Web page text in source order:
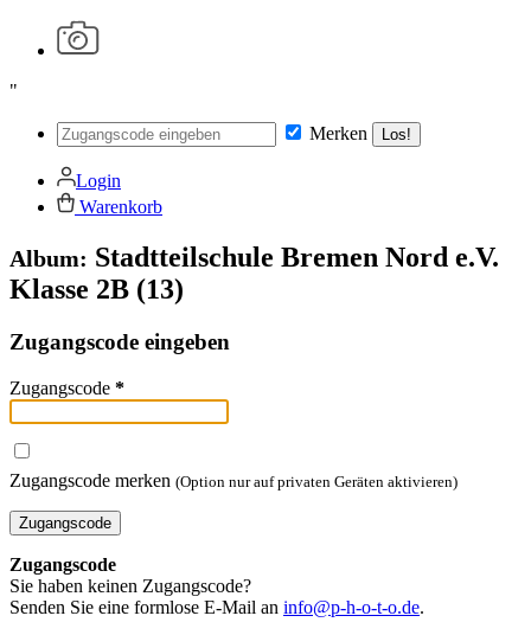
"
Merken Los!
Login
Warenkorb
Album: Stadtteilschule Bremen Nord e.V.
Klasse 2B (13)
Zugangscode eingeben
Zugangscode *
Zugangscode merken (Option nur auf privaten Geräten aktivieren)
Zugangscode
Zugangscode
Sie haben keinen Zugangscode?
Senden Sie eine formlose E-Mail an info@p-h-o-t-o.de.